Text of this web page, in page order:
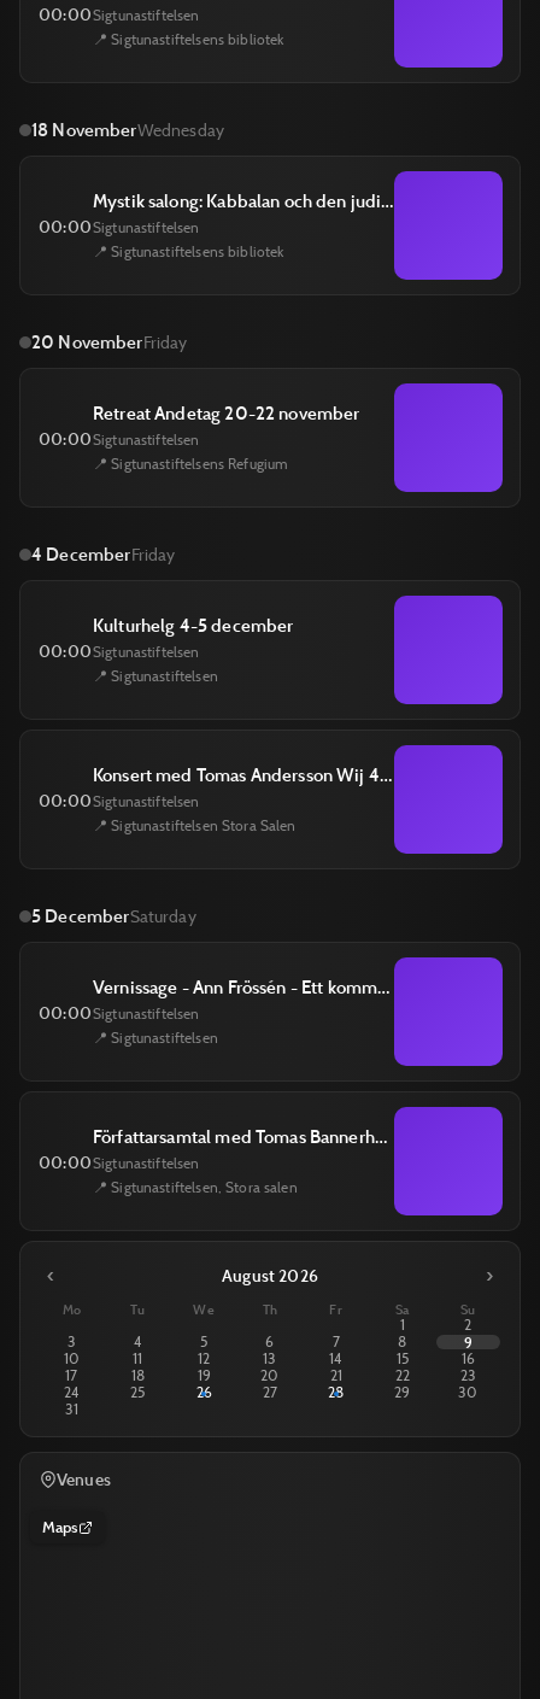
00:00Sigtunastiftelsen
📍 Sigtunastiftelsens bibliotek
18 NovemberWednesday
00:00
Mystik salong: Kabbalan och den judiska mystiken med Sebastian Selvén 18 november
Sigtunastiftelsen
📍 Sigtunastiftelsens bibliotek
20 NovemberFriday
00:00
Retreat Andetag 20-22 november
Sigtunastiftelsen
📍 Sigtunastiftelsens Refugium
4 DecemberFriday
00:00
Kulturhelg 4-5 december
Sigtunastiftelsen
📍 Sigtunastiftelsen
00:00
Konsert med Tomas Andersson Wij 4 december
Sigtunastiftelsen
📍 Sigtunastiftelsen Stora Salen
5 DecemberSaturday
00:00
Vernissage - Ann Frössén - Ett kommatecken i livets mening 5 december
Sigtunastiftelsen
📍 Sigtunastiftelsen
00:00
Författarsamtal med Tomas Bannerhed 5 december
Sigtunastiftelsen
📍 Sigtunastiftelsen, Stora salen
‹ August 2026 ›
Mo Tu We Th Fr Sa Su
1
2
3
4 5 6 7 8 9
10 11 12 13 14 15
16
17
18 19 20 21 22
23
24
25 26 27 28 29
30
31
Venues
Maps